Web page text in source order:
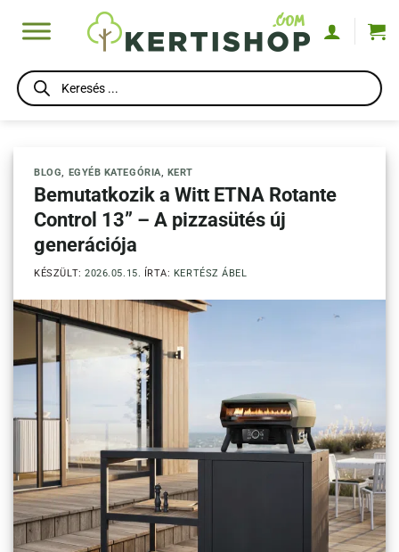
Products
search
BLOG, EGYÉB KATEGÓRIA, KERT
Bemutatkozik a Witt ETNA Rotante
Control 13” – A pizzasütés új
generációja
KÉSZÜLT:2026.05.15. ÍRTA: KERTÉSZ ÁBEL